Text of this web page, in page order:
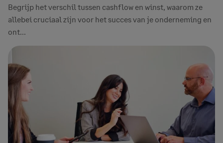
Begrijp het verschil tussen cashflow en winst, waarom ze
allebei cruciaal zijn voor het succes van je onderneming en
ont...